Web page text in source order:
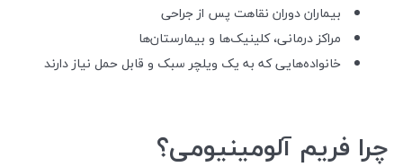
بیماران دوران نقاهت پس از جراحی
مراکز درمانی، کلینیک‌ها و بیمارستان‌ها
خانواده‌هایی که به یک ویلچر سبک و قابل حمل نیاز دارند
چرا فریم آلومینیومی؟